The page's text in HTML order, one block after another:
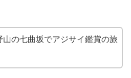
山の七曲坂でアジサイ鑑賞の旅